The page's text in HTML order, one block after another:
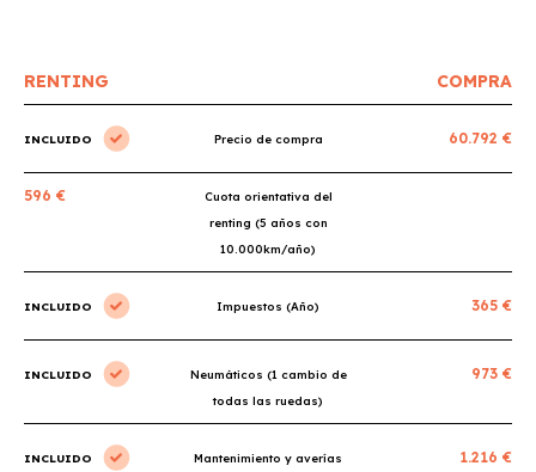
RENTING COMPRA
INCLUIDO Precio de compra 60.792 €
596 €
Cuota orientativa del
renting (5 años con
10.000km/año)
INCLUIDO Impuestos (Año) 365 €
INCLUIDO
Neumáticos (1 cambio de
todas las ruedas)
973 €
INCLUIDO
Mantenimiento y averías
1.216 €